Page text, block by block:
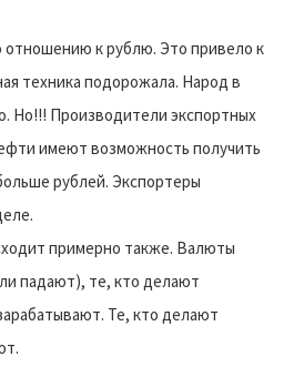
к рублю. Это привело к
техника подорожала. Народ в
Но!!! Производители экспортных
имеют возможность получить
рублей. Экспортеры
примерно также. Валюты
падают), те, кто делают
Те, кто делают